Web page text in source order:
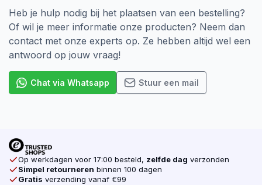
Deeldraad en Voldraad
Deeldraad:ideaal wanneer je twee houten delen
stevig tegen elkaar wilt trekken, bijvoorbeeld bij
het monteren van wanden, plafonds of houten
planken.
Voldraad:schroefdraad tot aan de kop, voor een
Ga voor kwaliteit tegen de beste prijs en bestel
SilverMate Next Generation spaanplaatschroeven
eenvoudig online bijschroevendump.nl
Heb je hulp nodig bij het plaatsen van een bestelling?
Of wil je meer informatie onze producten? Neem dan
contact met onze experts op. Ze hebben altijd wel een
antwoord op jouw vraag!
Chat via Whatsapp Stuur een mail
Op werkdagen voor 17:00 besteld, zelfde dag verzonden
Simpel retourneren binnen 100 dagen
Gratis verzending vanaf €99